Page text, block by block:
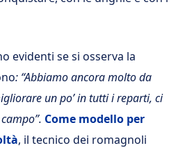
evidenti se si osserva la
: “Abbiamo ancora molto da
un po’ in tutti i reparti, ci
Come modello per
, il tecnico dei romagnoli